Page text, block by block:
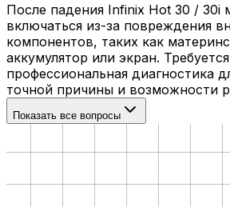
После падения Infinix Hot 30 / 30i
включаться из-за повреждения
компонентов, таких как
аккумулятор или экран. Требуется
профессиональная диагностика
точной причины и возможности
Показать все вопросы